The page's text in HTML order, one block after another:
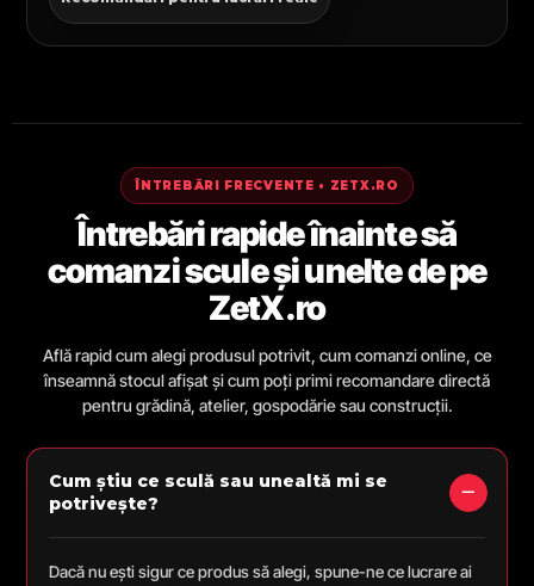
ÎNTREBĂRI FRECVENTE • ZETX.RO
Întrebări rapide înainte să
comanzi scule și unelte de pe
ZetX.ro
Află rapid cum alegi produsul potrivit, cum comanzi online, ce
înseamnă stocul afișat și cum poți primi recomandare directă
pentru grădină, atelier, gospodărie sau construcții.
Cum știu ce sculă sau unealtă mi se
potrivește?
Dacă nu ești sigur ce produs să alegi, spune-ne ce lucrare ai